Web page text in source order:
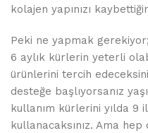
kolajen yapınızı
Peki ne yapmak
6 aylık kürlerin yeterli
ürünlerini tercih
desteğe başlıyorsanız
kullanım kürlerini yılda 9
kullanacaksınız. Ama